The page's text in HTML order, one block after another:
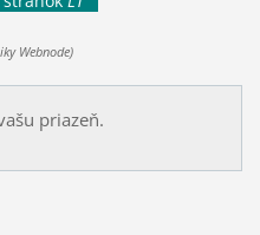
Webnode)
priazeň.